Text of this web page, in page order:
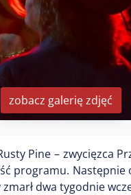
zobacz galerię zdjęć
Pine – zwycięzca
programu.
dwa tygodnie